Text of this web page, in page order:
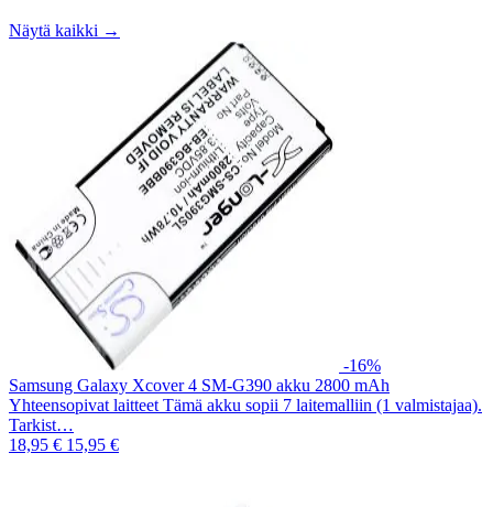
Näytä kaikki →
-16%
Samsung Galaxy Xcover 4 SM-G390 akku 2800 mAh
Yhteensopivat laitteet Tämä akku sopii 7 laitemalliin (1 valmistajaa).
Tarkist…
18,95 € 15,95 €